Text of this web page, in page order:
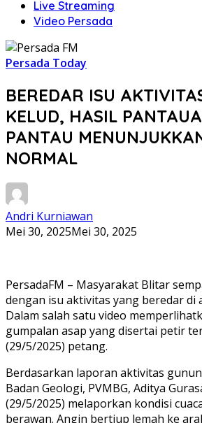
Live Streaming
Video Persada
Persada Today
BEREDAR ISU
KELUD, HASIL
PANTAU
NORMAL
Andri Kurniawan
Mei 30, 2025Mei 30, 2025
PersadaFM – Masyarakat Blitar
dengan isu aktivitas yang beredar di
Dalam salah satu video
gumpalan asap yang disertai petir
(29/5/2025) petang.
Berdasarkan laporan aktivitas
Badan Geologi, PVMBG, Aditya
(29/5/2025) melaporkan kondisi
berawan. Angin bertiup lemah ke